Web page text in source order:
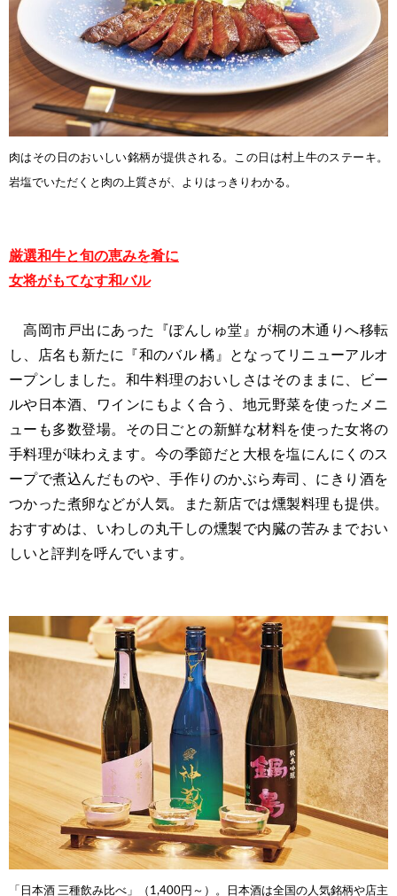
肉はその日のおいしい銘柄が提供される。この日は村上牛のステーキ。
岩塩でいただくと肉の上質さが、よりはっきりわかる。
厳選和牛と旬の恵みを肴に
女将がもてなす和バル
高岡市戸出にあった『ぽんしゅ堂』が桐の木通りへ移転
し、店名も新たに『和のバル 橘』となってリニューアルオ
ープンしました。和牛料理のおいしさはそのままに、ビー
ルや日本酒、ワインにもよく合う、地元野菜を使ったメニ
ューも多数登場。その日ごとの新鮮な材料を使った女将の
手料理が味わえます。今の季節だと大根を塩にんにくのス
ープで煮込んだものや、手作りのかぶら寿司、にきり酒を
つかった煮卵などが人気。また新店では燻製料理も提供。
おすすめは、いわしの丸干しの燻製で内臓の苦みまでおい
しいと評判を呼んでいます。
「日本酒 三種飲み比べ」（1,400円～）。 日本酒は全国の人気銘柄や店主